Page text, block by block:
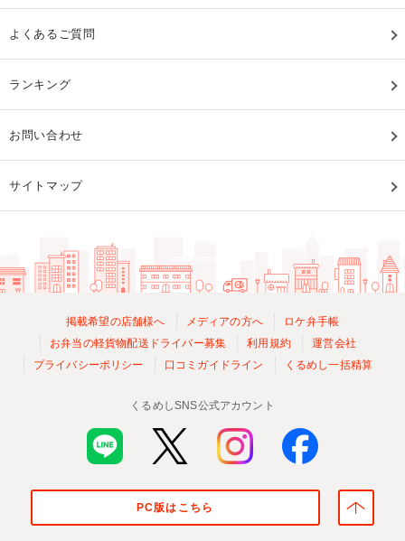
よくあるご質問
ランキング
お問い合わせ
サイトマップ
掲載希望の店舗様へ メディアの方へ
ロケ弁手帳
お弁当の軽貨物配送ドライバー募集
利用規約
運営会社
プライバシーポリシー
口コミガイドライン くるめし一括精算
くるめしSNS公式アカウント
PC版はこちら